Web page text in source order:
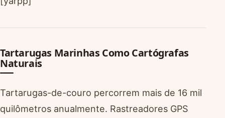
Tartarugas Marinhas Como Cartógrafas
Naturais
Tartarugas-de-couro percorrem mais de 16 mil
quilômetros anualmente. Rastreadores GPS